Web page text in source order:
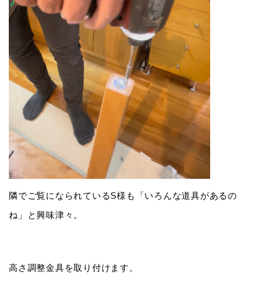
隣でご覧になられているS様も「いろんな道具があるの
ね」と興味津々。
高さ調整金具を取り付けます。